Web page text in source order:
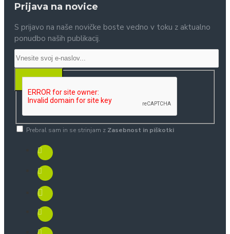
Prijava na novice
S prijavo na naše novičke boste vedno v toku z aktualno
ponudbo naših publikacij.
PRIJAVA
Prebral sam in se strinjam z Zasebnost in piškotki